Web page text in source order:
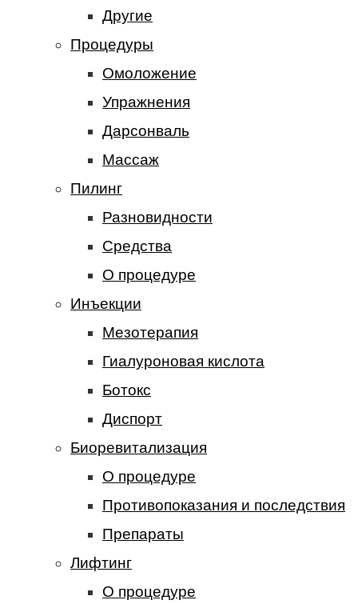
Другие
Процедуры
Омоложение
Упражнения
Дарсонваль
Массаж
Пилинг
Разновидности
Средства
О процедуре
Инъекции
Мезотерапия
Гиалуроновая кислота
Ботокс
Диспорт
Биоревитализация
О процедуре
Противопоказания и последствия
Препараты
Лифтинг
О процедуре